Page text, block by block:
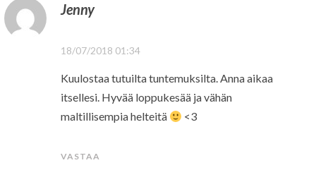
Jenny
18/07/2018 01:34
Kuulostaa tutuilta tuntemuksilta. Anna aikaa
itsellesi. Hyvää loppukesää ja vähän
maltillisempia helteitä
<3
VASTAA